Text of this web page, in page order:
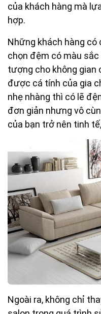
của khách hàng mà
hợp.
Những khách hàng
chọn đệm có màu
tượng cho không gian
được cá tính của gia
nhẹ nhàng thì có lẽ
đơn giản nhưng vô
của bạn trở nên tinh
Ngoài ra, không chỉ